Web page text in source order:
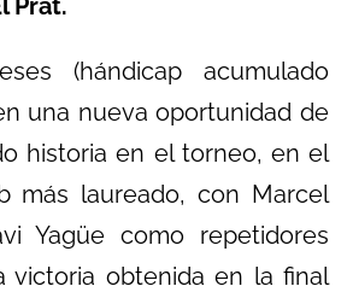
Prat.
(hándicap acumulado
una nueva oportunidad de
historia en el torneo, en el
más laureado, con Marcel
Yagüe como repetidores
victoria obtenida en la final